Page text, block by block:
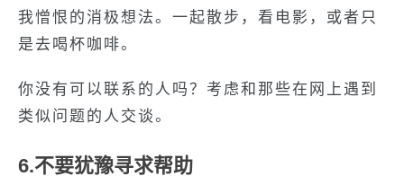
我憎恨的消极想法。一起散步，看电影，或者只
是去喝杯咖啡。
你没有可以联系的人吗？考虑和那些在网上遇到
类似问题的人交谈。
6.不要犹豫寻求帮助